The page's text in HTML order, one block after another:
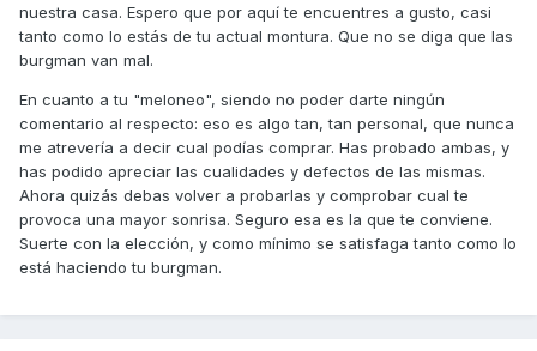
nuestra casa. Espero que por aquí te encuentres a gusto, casi
tanto como lo estás de tu actual montura. Que no se diga que las
burgman van mal.
En cuanto a tu "meloneo", siendo no poder darte ningún
comentario al respecto: eso es algo tan, tan personal, que nunca
me atrevería a decir cual podías comprar. Has probado ambas, y
has podido apreciar las cualidades y defectos de las mismas.
Ahora quizás debas volver a probarlas y comprobar cual te
provoca una mayor sonrisa. Seguro esa es la que te conviene.
Suerte con la elección, y como mínimo se satisfaga tanto como lo
está haciendo tu burgman.